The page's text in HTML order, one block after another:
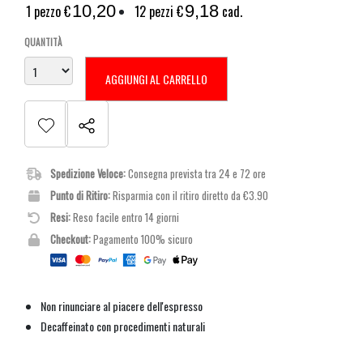
1 pezzo €10,20 12 pezzi €9,18 cad.
QUANTITÀ
AGGIUNGI AL CARRELLO
Spedizione Veloce:Consegna prevista tra 24 e 72 ore
Punto di Ritiro:Risparmia con il ritiro diretto da €3.90
Resi:Reso facile entro 14 giorni
Checkout:Pagamento 100% sicuro
Non rinunciare al piacere dell'espresso
Decaffeinato con procedimenti naturali